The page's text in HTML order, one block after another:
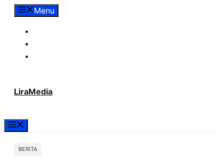
LangsungMenu
LiraMedia
BERITA